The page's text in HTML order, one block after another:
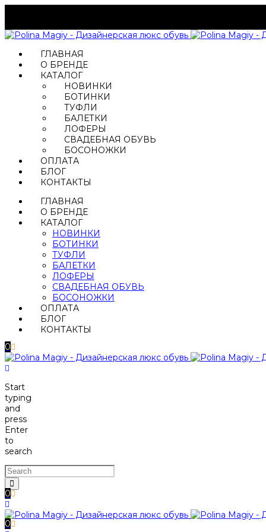
ГЛАВНАЯ
О БРЕНДЕ
КАТАЛОГ
НОВИНКИ
БОТИНКИ
ТУФЛИ
БАЛЕТКИ
ЛОФЕРЫ
СВАДЕБНАЯ ОБУВЬ
БОСОНОЖКИ
ОПЛАТА
БЛОГ
КОНТАКТЫ
ГЛАВНАЯ
О БРЕНДЕ
КАТАЛОГ
НОВИНКИ
БОТИНКИ
ТУФЛИ
БАЛЕТКИ
ЛОФЕРЫ
СВАДЕБНАЯ ОБУВЬ
БОСОНОЖКИ
ОПЛАТА
БЛОГ
КОНТАКТЫ
0
Start
typing
and
press
Enter
to
search
0
0